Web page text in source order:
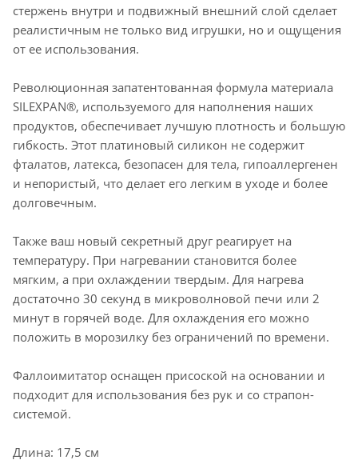
стержень внутри и подвижный внешний слой сделает
реалистичным не только вид игрушки, но и ощущения
от ее использования.
Революционная запатентованная формула материала
SILEXPAN®, используемого для наполнения наших
продуктов, обеспечивает лучшую плотность и большую
гибкость. Этот платиновый силикон не содержит
фталатов, латекса, безопасен для тела, гипоаллергенен
и непористый, что делает его легким в уходе и более
долговечным.
Также ваш новый секретный друг реагирует на
температуру. При нагревании становится более
мягким, а при охлаждении твердым. Для нагрева
достаточно 30 секунд в микроволновой печи или 2
минут в горячей воде. Для охлаждения его можно
положить в морозилку без ограничений по времени.
Фаллоимитатор оснащен присоской на основании и
подходит для использования без рук и со страпон-
системой.
Длина: 17,5 см